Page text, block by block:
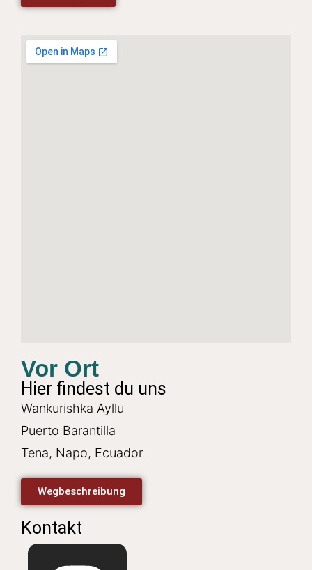
Vor Ort
Hier findest du uns
Wankurishka Ayllu
Puerto Barantilla
Tena, Napo, Ecuador
Wegbeschreibung
Kontakt